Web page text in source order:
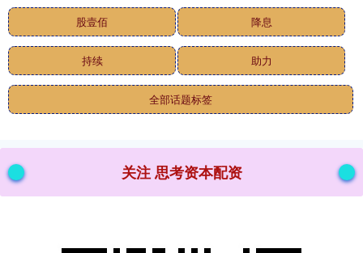
股壹佰 降息
持续 助力
全部话题标签
关注 思考资本配资